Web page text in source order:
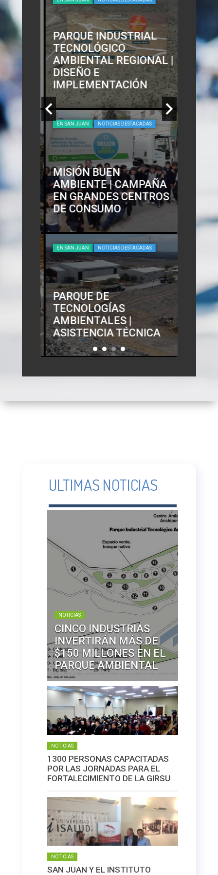
PARQUE INDUSTRIAL
TECNOLÓGICO
AMBIENTAL REGIONAL |
DISEÑO E
IMPLEMENTACIÓN
EN SAN JUAN NOTICIAS DESTACADAS
MISIÓN BUEN
AMBIENTE | CAMPAÑA
EN GRANDES CENTROS
DE CONSUMO
EN SAN JUAN NOTICIAS DESTACADAS
PARQUE DE
TECNOLOGÍAS
AMBIENTALES |
ASISTENCIA TÉCNICA
ULTIMAS NOTICIAS
NOTICIAS
CINCO INDUSTRIAS
INVERTIRÁN MÁS DE
$150 MILLONES EN EL
PARQUE AMBIENTAL
NOTICIAS
1300 PERSONAS CAPACITADAS
POR LAS JORNADAS PARA EL
FORTALECIMIENTO DE LA GIRSU
NOTICIAS
SAN JUAN Y EL INSTITUTO